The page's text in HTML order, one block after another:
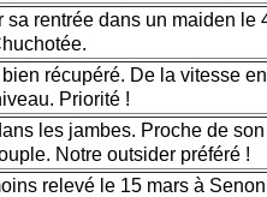
sa rentrée dans un maiden le
récupéré. De la vitesse
Priorité !
les jambes. Proche de
Notre outsider préféré !
relevé le 15 mars à